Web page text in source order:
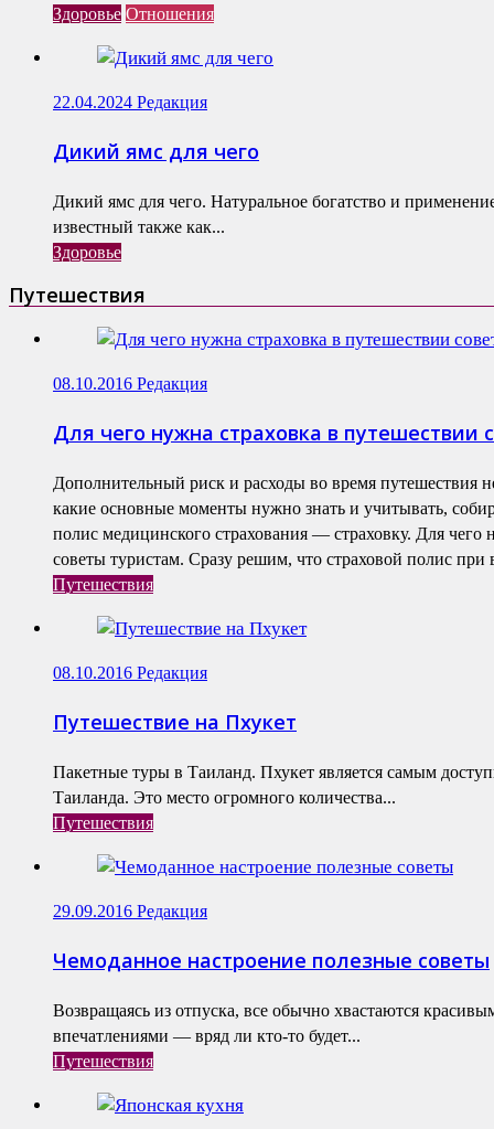
Здоровье Отношения
22.04.2024 Редакция
Дикий ямс для чего
Дикий ямс для чего. Натуральное богатство и
известный также как...
Здоровье
Путешествия
08.10.2016 Редакция
Для чего нужна страховка в путешествии
Дополнительный риск и расходы во время путешествия
какие основные моменты нужно знать и учитывать,
полис медицинского страхования — страховку. Для чего
советы туристам. Сразу решим, что страховой полис при
Путешествия
08.10.2016 Редакция
Путешествие на Пхукет
Пакетные туры в Таиланд. Пхукет является самым
Таиланда. Это место огромного количества...
Путешествия
29.09.2016 Редакция
Чемоданное настроение полезные советы
Возвращаясь из отпуска, все обычно хвастаются
впечатлениями — вряд ли кто-то будет...
Путешествия